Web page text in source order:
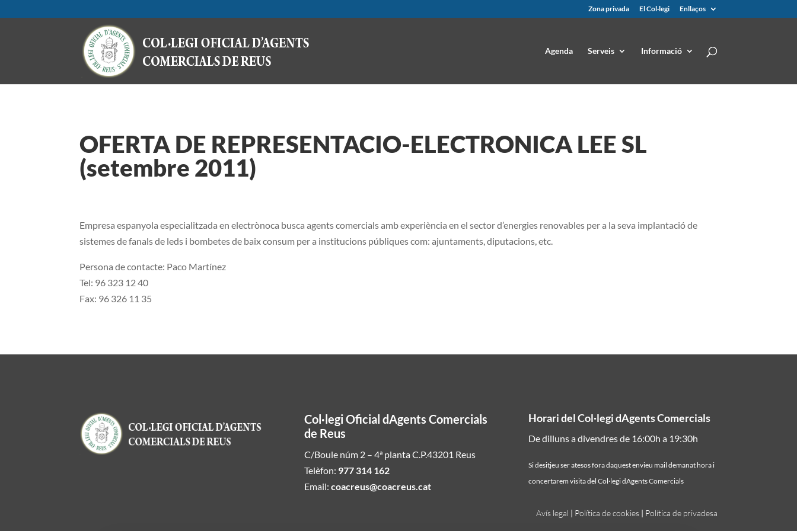
Zona privada El Col·legi Enllaços
Agenda Serveis Informació
OFERTA DE REPRESENTACIO-ELECTRONICA LEE SL
(setembre 2011)
Empresa espanyola especialitzada en electrònoca busca agents comercials amb experiència en el sector d’energies renovables per a la seva implantació de
sistemes de fanals de leds i bombetes de baix consum per a institucions públiques com: ajuntaments, diputacions, etc.
Persona de contacte: Paco Martínez
Tel: 96 323 12 40
Fax: 96 326 11 35
Col·legi Oficial dAgents Comercials
de Reus
C/Boule núm 2 – 4ª planta C.P.43201 Reus
Telèfon: 977 314 162
Email: coacreus@coacreus.cat
Horari del Col·legi dAgents Comercials
De dilluns a divendres de 16:00h a 19:30h
Si desitjeu ser atesos fora daquest envieu mail demanat hora i
concertarem visita del Col·legi dAgents Comercials
Avís legal | Política de cookies| Política de privadesa